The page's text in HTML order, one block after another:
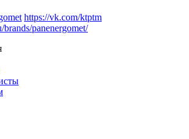
https://vk.com/ktptm
panenergomet/